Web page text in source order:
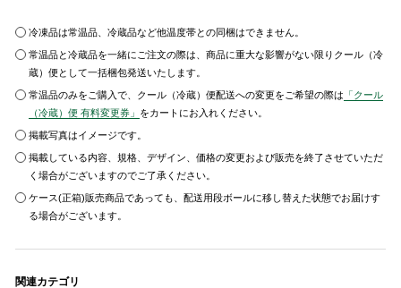
冷凍品は常温品、冷蔵品など他温度帯との同梱はできません。
常温品と冷蔵品を一緒にご注文の際は、商品に重大な影響がない限りクール（冷
蔵）便として一括梱包発送いたします。
常温品のみをご購入で、クール（冷蔵）便配送への変更をご希望の際は 「クール
（冷蔵）便 有料変更券」 をカートにお入れください。
掲載写真はイメージです。
掲載している内容、規格、デザイン、価格の変更および販売を終了させていただ
く場合がございますのでご了承ください。
ケース(正箱)販売商品であっても、配送用段ボールに移し替えた状態でお届けす
る場合がございます。
関連カテゴリ